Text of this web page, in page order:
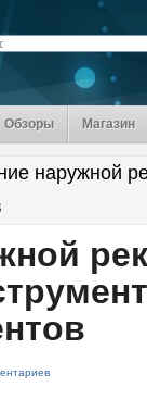
Обзоры Магазин
наружной